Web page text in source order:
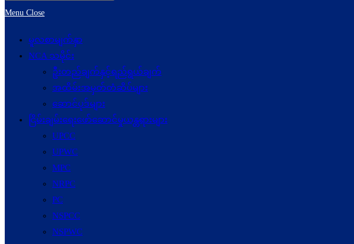
Menu Close
မူလစာမျက်နှာ
NCA သမိုင်း
ဦးတည်ချက်နှင့်ရည်ရွယ်ချက်
အထိမ်းအမှတ်တံဆိပ်များ
ဆောင်ပုဒ်များ
ငြိမ်းချမ်းရေးဖော်‌ဆောင်မှုယန္တရားများ
UPCC
UPWC
MPC
NRPC
PC
NSPCC
NSPWC